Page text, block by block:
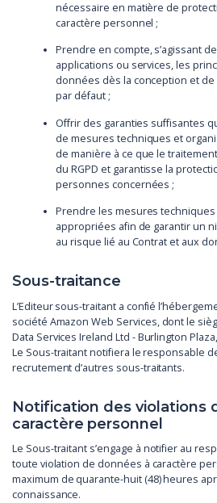
nécessaire en matière de
caractère personnel ;
Prendre en compte, s’agissant
applications ou services, les
données dès la conception et
par défaut ;
Offrir des garanties suffisantes
de mesures techniques et
de manière à ce que le
du RGPD et garantisse la
personnes concernées ;
Prendre les mesures
appropriées afin de garantir un
au risque lié au Contrat et aux
Sous-traitance
L’Editeur sous-traitant a confié
société Amazon Web Services, dont le
Data Services Ireland Ltd - Burlington
Le Sous-traitant notifiera le responsable
recrutement d’autres sous-traitants.
Notification des violations
caractère personnel
Le Sous-traitant s’engage à notifier au
toute violation de données à caractère
maximum de quarante-huit (48) heures
connaissance.